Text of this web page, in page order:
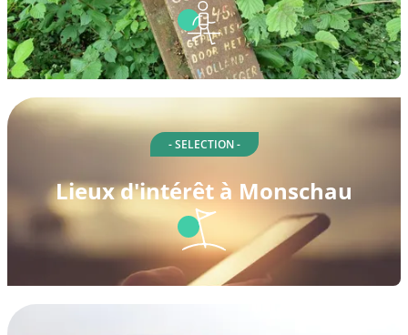
- SELECTION -
Lieux d'intérêt à Monschau